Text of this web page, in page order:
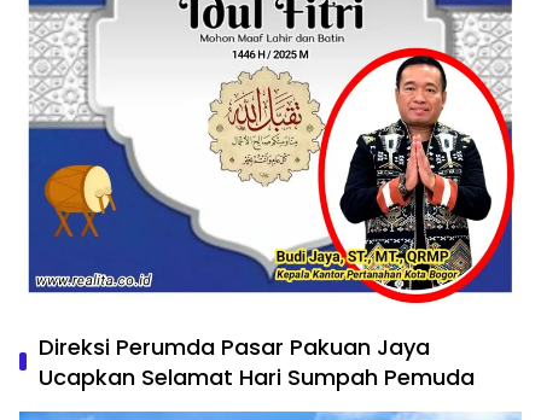
Direksi Perumda Pasar Pakuan Jaya
Ucapkan Selamat Hari Sumpah Pemuda